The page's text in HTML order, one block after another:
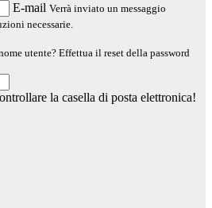
E-mail Verrà inviato un messaggio
necessarie.
utente? Effettua il reset della password
la casella di posta elettronica!